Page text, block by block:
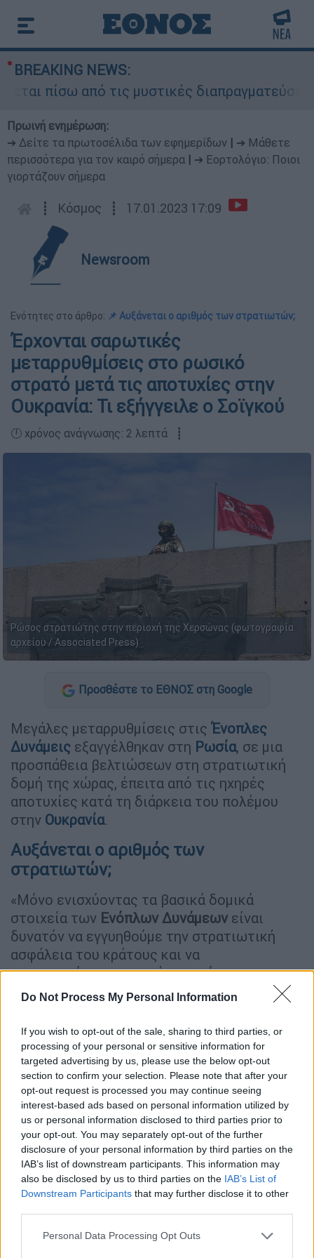
Do Not Process My Personal Information
If you wish to opt-out of the sale, sharing to third parties, or
processing of your personal or sensitive information for
targeted advertising by us, please use the below opt-out
section to confirm your selection. Please note that after your
opt-out request is processed you may continue seeing
interest-based ads based on personal information utilized by
us or personal information disclosed to third parties prior to
your opt-out. You may separately opt-out of the further
disclosure of your personal information by third parties on the
IAB’s list of downstream participants. This information may
also be disclosed by us to third parties on the IAB’s List of
Downstream Participants that may further disclose it to other
Please note that this website/app uses one or more Google
Personal Data Processing Opt Outs
BREAKING NEWS:
πίσω από τις μυστικές διαπραγματεύσεις
Πρωινή ενημέρωση:
➔ Δείτε τα πρωτοσέλιδα των εφημερίδων
➔ Μάθετε
περισσότερα για τον καιρό σήμερα
➔ Εορτολόγιο: Ποιοι
γιορτάζουν σήμερα
┋ Κόσμος ┋ 17.01.2023 17:09
Newsroom
Ενότητες στο άρθρο: 📌 Αυξάνεται ο αριθμός των στρατιωτών;
Έρχονται σαρωτικές
μεταρρυθμίσεις στο ρωσικό
στρατό μετά τις αποτυχίες στην
Ουκρανία: Τι εξήγγειλε ο Σοϊγκού
🕛 χρόνος ανάγνωσης: 2 λεπτά ┋
Ρώσος στρατιώτης στην περιοχή της Χερσώνας (φωτογραφία
αρχείου / Associated Press)
Προσθέστε το ΕΘΝΟΣ στη Google
Μεγάλες μεταρρυθμίσεις στις Ένοπλες
Δυνάμεις εξαγγέλθηκαν στη Ρωσία, σε μια
προσπάθεια βελτιώσεων στη στρατιωτική
δομή της χώρας, έπειτα από τις ηχηρές
αποτυχίες κατά τη διάρκεια του πολέμου
στην Ουκρανία.
Αυξάνεται ο αριθμός των
στρατιωτών;
«Μόνο ενισχύοντας τα βασικά δομικά
στοιχεία των Ενόπλων Δυνάμεων είναι
δυνατόν να εγγυηθούμε την στρατιωτική
ασφάλεια του κράτους και να
προστατεύσουμε τις νέες οντότητες και
κρίσιμες εγκαταστάσεις της Ρωσικής
Ομοσπονδίας», δήλωσε ο υπουργός Άμυνας,
Σεργκέι Σοϊγκού.
Ο εκπρόσωπος του Κρεμλίνου Ντμίτρι
Πεσκόφδήλωσε ότι οι μεταρρυθμίσεις
έγιναν αναγκαίες λόγω του «πολέμου δι'
αντιπροσώπων» που διεξάγεται στην
Ουκρανία από τη Δύση, η οποία στέλνει όλο
και περισσότερο βαρύ οπλισμό στην
Ουκρανία για να τη βοηθήσει να αντισταθεί
στις ρωσικές δυνάμεις.
Το υπουργείο Άμυνας, το οποίο έχει
αντιμετωπίσει έντονες επικρίσεις στο